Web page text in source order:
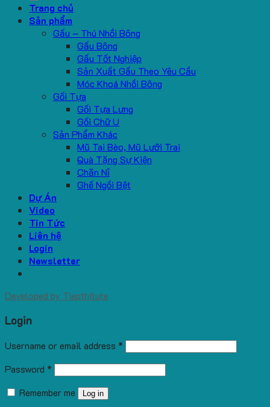
Trang chủ
Sản phẩm
Gấu – Thú Nhồi Bông
Gấu Bông
Gấu Tốt Nghiệp
Sản Xuất Gấu Theo Yêu Cầu
Móc Khoá Nhồi Bông
Gối Tựa
Gối Tựa Lưng
Gối Chữ U
Sản Phẩm Khác
Mũ Tai Bèo, Mũ Lưỡi Trai
Quà Tặng Sự Kiện
Chăn Nỉ
Ghế Ngồi Bệt
Dự Án
Video
Tin Tức
Liên hệ
Login
Newsletter
Developed by Tiepthitute
Login
Username or email address *
Password *
Remember me
Log in